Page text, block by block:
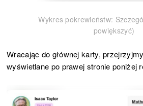
Wykres pokrewieństw:
powiększyć)
Wracając do głównej karty,
wyświetlane po prawej stronie poniżej